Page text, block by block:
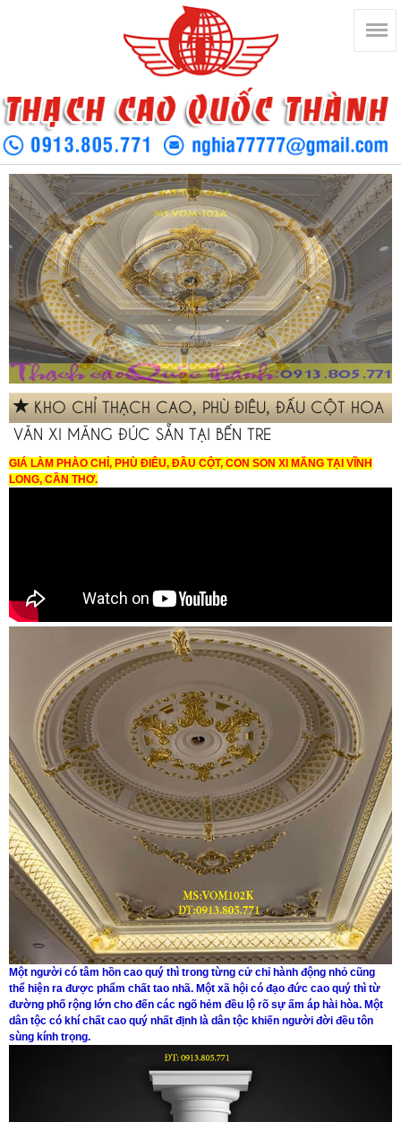
KHO CHỈ THẠCH CAO, PHÙ ĐIÊU, ĐẤU CỘT HOA
VĂN XI MĂNG ĐÚC SẴN TẠI BẾN TRE
GIÁ LÀM PHÀO CHỈ, PHÙ ĐIÊU, ĐẦU CỘT, CON SON XI MĂNG TẠI VĨNH
LONG, CẦN THƠ.
Một người có tâm hồn cao quý thì trong từng cử chỉ hành động nhỏ cũng
thể hiện ra được phẩm chất tao nhã. Một xã hội có đạo đức cao quý thì từ
đường phố rộng lớn cho đến các ngõ hẻm đều lộ rõ sự ấm áp hài hòa. Một
dân tộc có khí chất cao quý nhất định là dân tộc khiến người đời đều tôn
sùng kính trọng.